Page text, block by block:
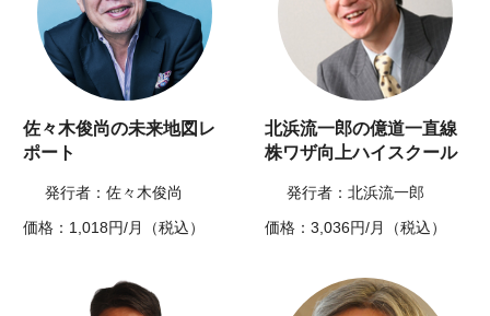
佐々木俊尚の未来地図レ
ポート
発行者：佐々木俊尚
価格：1,018円/月（税込）
北浜流一郎の億道一直線
株ワザ向上ハイスクール
発行者：北浜流一郎
価格：3,036円/月（税込）